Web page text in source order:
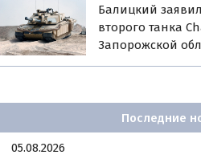
Балицкий
второго танка
Запорожской
Последние
05.08.2026